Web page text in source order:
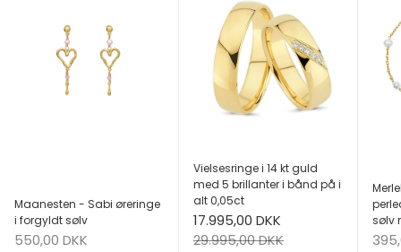
Maanesten - Sabi øreringe
i forgyldt sølv
Salgspris
550,00 DKK
Vielsesringe i 14 kt guld
med 5 brillanter i bånd på i
alt 0,05ct
Salgspris
17.995,00 DKK
Normalpris
29.995,00 DKK
sølv